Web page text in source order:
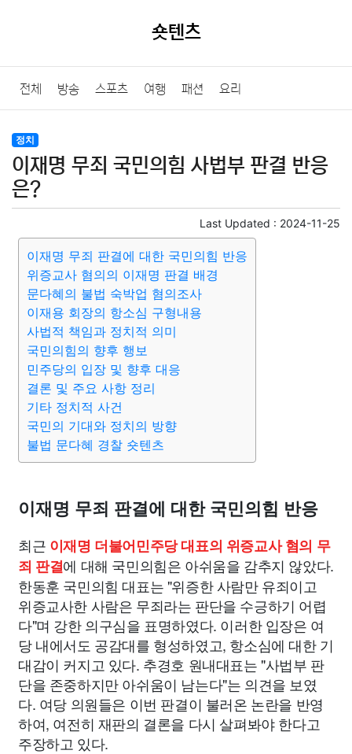
숏텐츠
전체 방송 스포츠 여행 패션 요리
정치
이재명 무죄 국민의힘 사법부 판결 반응
은?
Last Updated : 2024-11-25
이재명 무죄 판결에 대한 국민의힘 반응
위증교사 혐의의 이재명 판결 배경
문다혜의 불법 숙박업 혐의조사
이재용 회장의 항소심 구형내용
사법적 책임과 정치적 의미
국민의힘의 향후 행보
민주당의 입장 및 향후 대응
결론 및 주요 사항 정리
기타 정치적 사건
국민의 기대와 정치의 방향
불법 문다혜 경찰 숏텐츠
이재명 무죄 판결에 대한 국민의힘 반응
최근 이재명 더불어민주당 대표의 위증교사 혐의 무
죄 판결에 대해 국민의힘은 아쉬움을 감추지 않았다.
한동훈 국민의힘 대표는 "위증한 사람만 유죄이고
위증교사한 사람은 무죄라는 판단을 수긍하기 어렵
다"며 강한 의구심을 표명하였다. 이러한 입장은 여
당 내에서도 공감대를 형성하였고, 항소심에 대한 기
대감이 커지고 있다. 추경호 원내대표는 "사법부 판
단을 존중하지만 아쉬움이 남는다"는 의견을 보였
다. 여당 의원들은 이번 판결이 불러온 논란을 반영
하여, 여전히 재판의 결론을 다시 살펴봐야 한다고
주장하고 있다.